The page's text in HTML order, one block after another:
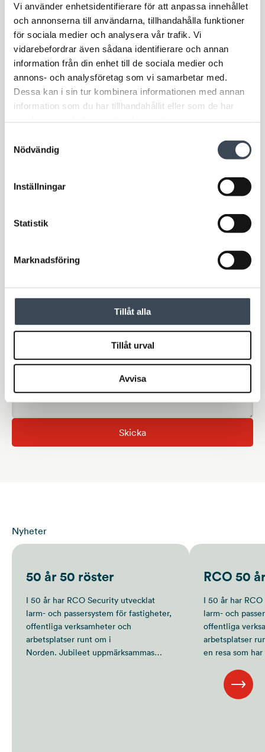
Vi använder enhetsidentifierare för att anpassa innehållet
och annonserna till användarna, tillhandahålla funktioner
för sociala medier och analysera vår trafik. Vi
vidarebefordrar även sådana identifierare och annan
information från din enhet till de sociala medier och
annons- och analysföretag som vi samarbetar med.
Dessa kan i sin tur kombinera informationen med annan
information som du har tillhandahållit eller som de har
Nödvändig
Inställningar
Statistik
Marknadsföring
Tillåt alla
Tillåt urval
Avvisa
Bli kontaktad av en av våra
experter
registrera och behandla dina personuppgifter. För mer
information om hur vi behandlar dina personuppgifter se
Ämne*
Namn
Skicka
Nyheter
50 år 50 röster
I 50 år har RCO Security utvecklat
larm- och passersystem för fastigheter,
offentliga verksamheter och
arbetsplatser runt om i
Norden. Jubileet uppmärksammas
RCO 50
I 50 år har
larm- och
offentliga
arbetsplatser
en resa som
samarbete
partners i en